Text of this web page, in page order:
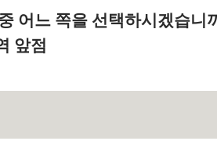
어느 쪽을 선택하시겠습니
앞점